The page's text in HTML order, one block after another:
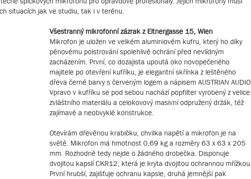
situacích jak ve studiu, tak i v terénu.
Všestranný mikrofonní zázrak z Eitnergasse 15, Wien
Mikrofon je uložen ve velkém aluminiovém kufru, který ho díky
pěnovému polstrování spolehlivě ochrání před nevlídným
zacházením. První, co dozajista upoutá oko novopečeného
majitele po otevření kufříku, je elegantní skřínka z leštěného
dřeva černé barvy s červeným logem a nápisem AUSTRIAN AUDIO.
Vpravo v kufříku se pod sebou nachází popfilter vyrobený z velice
zvláštního materiálu a celokovový masivní odpružený držák, též
zajímavé a neobvyklé konstrukce.
Otevírám dřevěnou krabičku, chvilka napětí a mikrofon je na
světě. Mikrofon má hmotnost 0,69 kg a rozměry 63 x 63 x 205
mm. Rozhodně tedy nejde o žádného drobečka. Disponuje
dvojitou kapslí CKR12, která je kryta dvojitou ochrannou mřížkou.
První hrubší, zajišťuje ochranu kapsle, druhá jemnější pak